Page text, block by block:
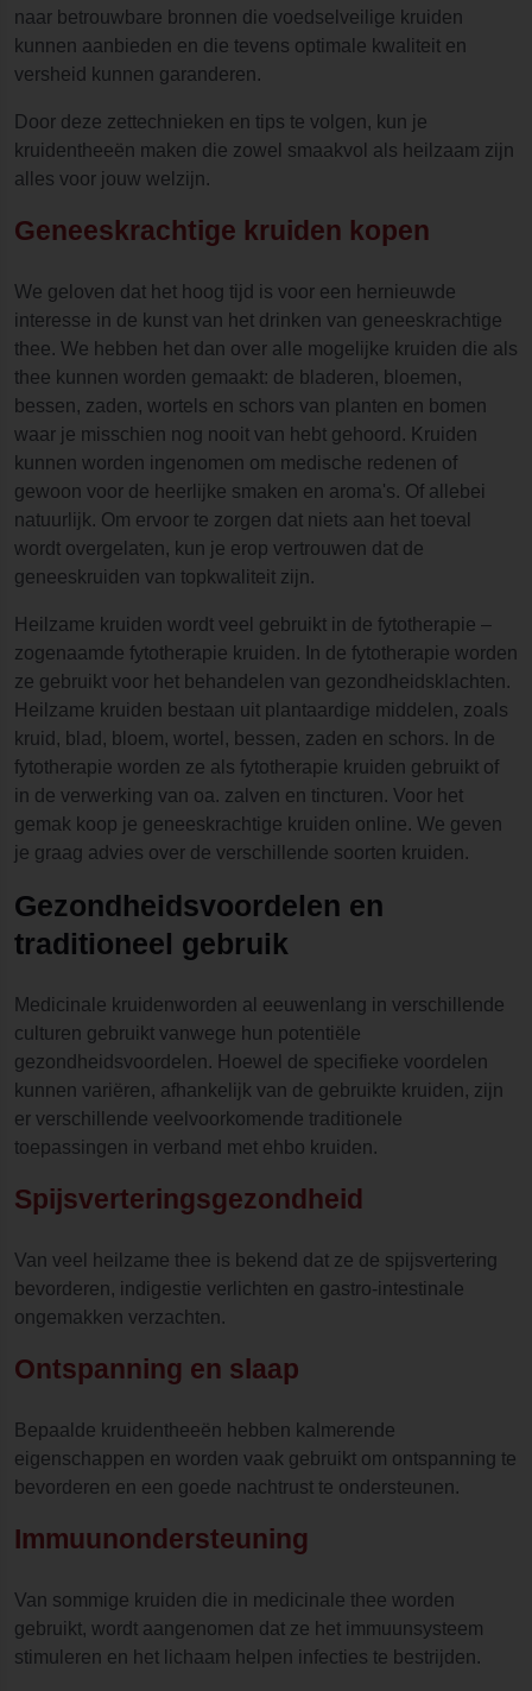
naar betrouwbare bronnen die voedselveilige kruiden
kunnen aanbieden en die tevens optimale kwaliteit en
versheid kunnen garanderen.
Door deze zettechnieken en tips te volgen, kun je
kruidentheeën maken die zowel smaakvol als heilzaam zijn
alles voor jouw welzijn.
Geneeskrachtige kruiden kopen
We geloven dat het hoog tijd is voor een hernieuwde
interesse in de kunst van het drinken van geneeskrachtige
thee. We hebben het dan over alle mogelijke kruiden die als
thee kunnen worden gemaakt: de bladeren, bloemen,
bessen, zaden, wortels en schors van planten en bomen
waar je misschien nog nooit van hebt gehoord. Kruiden
kunnen worden ingenomen om medische redenen of
gewoon voor de heerlijke smaken en aroma's. Of allebei
natuurlijk. Om ervoor te zorgen dat niets aan het toeval
wordt overgelaten, kun je erop vertrouwen dat de
geneeskruiden van topkwaliteit zijn.
Heilzame kruiden wordt veel gebruikt in de fytotherapie –
zogenaamde fytotherapie kruiden. In de fytotherapie worden
ze gebruikt voor het behandelen van gezondheidsklachten.
Heilzame kruiden bestaan uit plantaardige middelen, zoals
kruid, blad, bloem, wortel, bessen, zaden en schors. In de
fytotherapie worden ze als fytotherapie kruiden gebruikt of
in de verwerking van oa. zalven en tincturen. Voor het
gemak koop je geneeskrachtige kruiden online. We geven
je graag advies over de verschillende soorten kruiden.
Gezondheidsvoordelen en
traditioneel gebruik
Medicinale kruidenworden al eeuwenlang in verschillende
culturen gebruikt vanwege hun potentiële
gezondheidsvoordelen. Hoewel de specifieke voordelen
kunnen variëren, afhankelijk van de gebruikte kruiden, zijn
er verschillende veelvoorkomende traditionele
toepassingen in verband met ehbo kruiden.
Spijsverteringsgezondheid
Van veel heilzame thee is bekend dat ze de spijsvertering
bevorderen, indigestie verlichten en gastro-intestinale
ongemakken verzachten.
Ontspanning en slaap
Bepaalde kruidentheeën hebben kalmerende
eigenschappen en worden vaak gebruikt om ontspanning te
bevorderen en een goede nachtrust te ondersteunen.
Immuunondersteuning
Van sommige kruiden die in medicinale thee worden
gebruikt, wordt aangenomen dat ze het immuunsysteem
stimuleren en het lichaam helpen infecties te bestrijden.